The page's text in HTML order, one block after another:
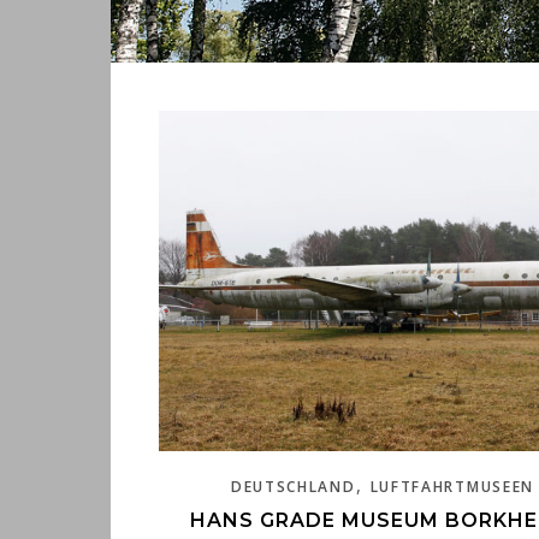
DEUTSCHLAND , LUFTFAHRTMUSEEN
HANS GRADE MUSEUM